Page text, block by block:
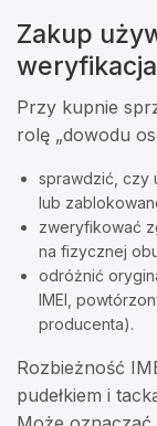
Zakup
Przy kupnie
rolę „dowodu
sprawdzić, czy
lub
zweryfikować
na fizycznej
odróżnić
IMEI,
producenta).
Rozbieżność
pudełkiem i